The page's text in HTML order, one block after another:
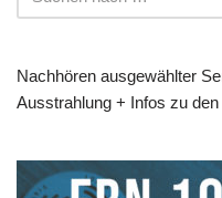
Nachhören ausgewählter
Ausstrahlung + Infos zu